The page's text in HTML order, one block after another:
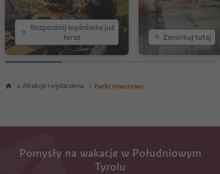
Rozpocznij wędrówkę już
teraz
Zanurkuj tutaj
Atrakcje i wydarzenia Parki rowerowe
Pomysły na wakacje w Południowym
Tyrolu